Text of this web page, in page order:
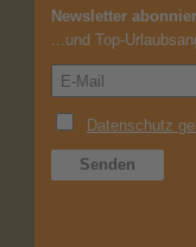
Newsletter
...und Top-